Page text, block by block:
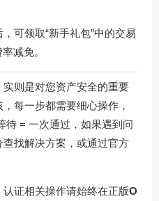
，可领取“新手礼包”中的交易
减免。
实则是对您资产安全的重要
每一步都需要细心操作，
待 = 一次通过，如果遇到问
找解决方案，或通过官方
证相关操作请始终在正版O